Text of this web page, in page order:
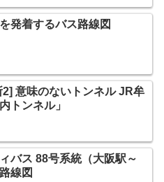
発着するバス路線図
2] 意味のないトンネル JR牟
トンネル」
バス 88号系統（大阪駅～
線図